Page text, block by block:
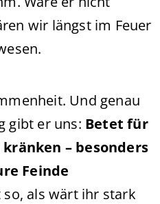
wir längst im Feuer
Und genau
gibt er uns: Betet für
– besonders
Feinde
als wärt ihr stark